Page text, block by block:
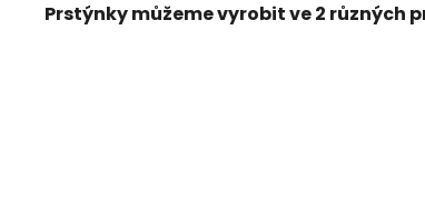
Prstýnky můžeme vyrobit ve 2 různých